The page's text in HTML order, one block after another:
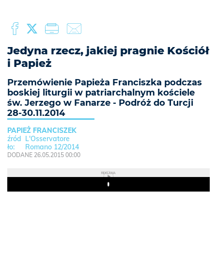
Jedyna rzecz, jakiej pragnie Kościół
i Papież
Przemówienie Papieża Franciszka podczas
boskiej liturgii w patriarchalnym kościele
św. Jerzego w Fanarze - Podróż do Turcji
28-30.11.2014
PAPIEŻ FRANCISZEK
L'Osservatore
Romano 12/2014
DODANE 26.05.2015 00:00
REKLAMA
Play